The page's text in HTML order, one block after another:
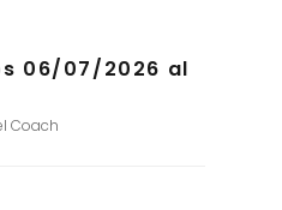
06/07/2026 al
Coach